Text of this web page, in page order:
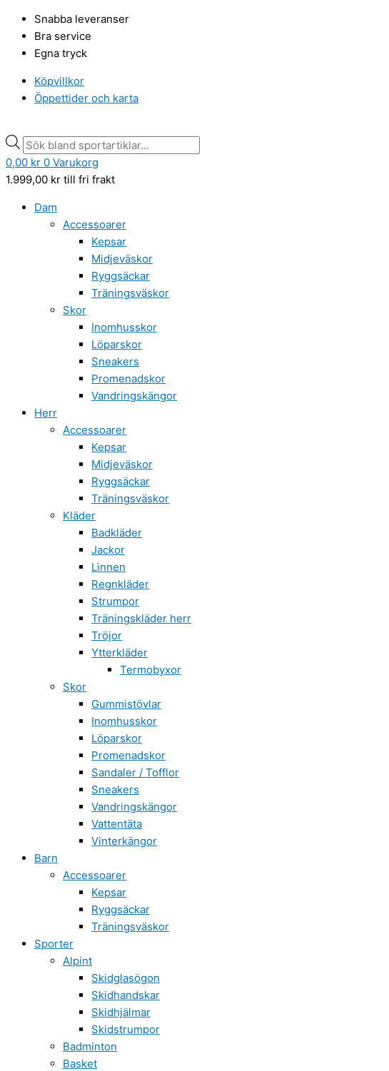
innehåll
Snabba leveranser
Bra service
Egna tryck
Köpvillkor
Öppettider och karta
search
0,00 kr 0 Varukorg
1.999,00 kr till fri frakt
Dam
Accessoarer
Kepsar
Midjeväskor
Ryggsäckar
Träningsväskor
Skor
Inomhusskor
Löparskor
Sneakers
Promenadskor
Vandringskängor
Herr
Accessoarer
Kepsar
Midjeväskor
Ryggsäckar
Träningsväskor
Kläder
Badkläder
Jackor
Linnen
Regnkläder
Strumpor
Träningskläder herr
Tröjor
Ytterkläder
Termobyxor
Skor
Gummistövlar
Inomhusskor
Löparskor
Promenadskor
Sandaler / Tofflor
Sneakers
Vandringskängor
Vattentäta
Vinterkängor
Barn
Accessoarer
Kepsar
Ryggsäckar
Träningsväskor
Sporter
Alpint
Skidglasögon
Skidhandskar
Skidhjälmar
Skidstrumpor
Badminton
Basket
search
flash
head
warmer,
black
mängd